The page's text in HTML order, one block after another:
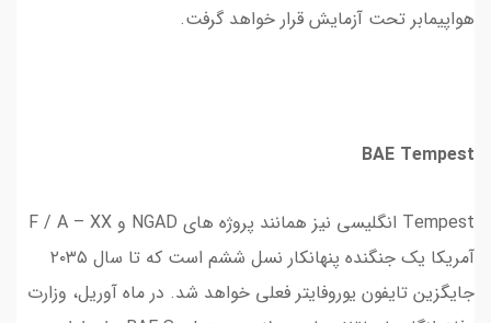
هواپیمابر تحت آزمایش قرار خواهد گرفت.
BAE Tempest
Tempest انگلیسی نیز همانند پروژه های NGAD و F / A – XX
آمریکا یک جنگنده پنهانکار نسل ششم است که تا سال ۲۰۳۵
جایگزین تایفون یوروفایتر فعلی خواهد شد. در ماه آوریل، وزارت